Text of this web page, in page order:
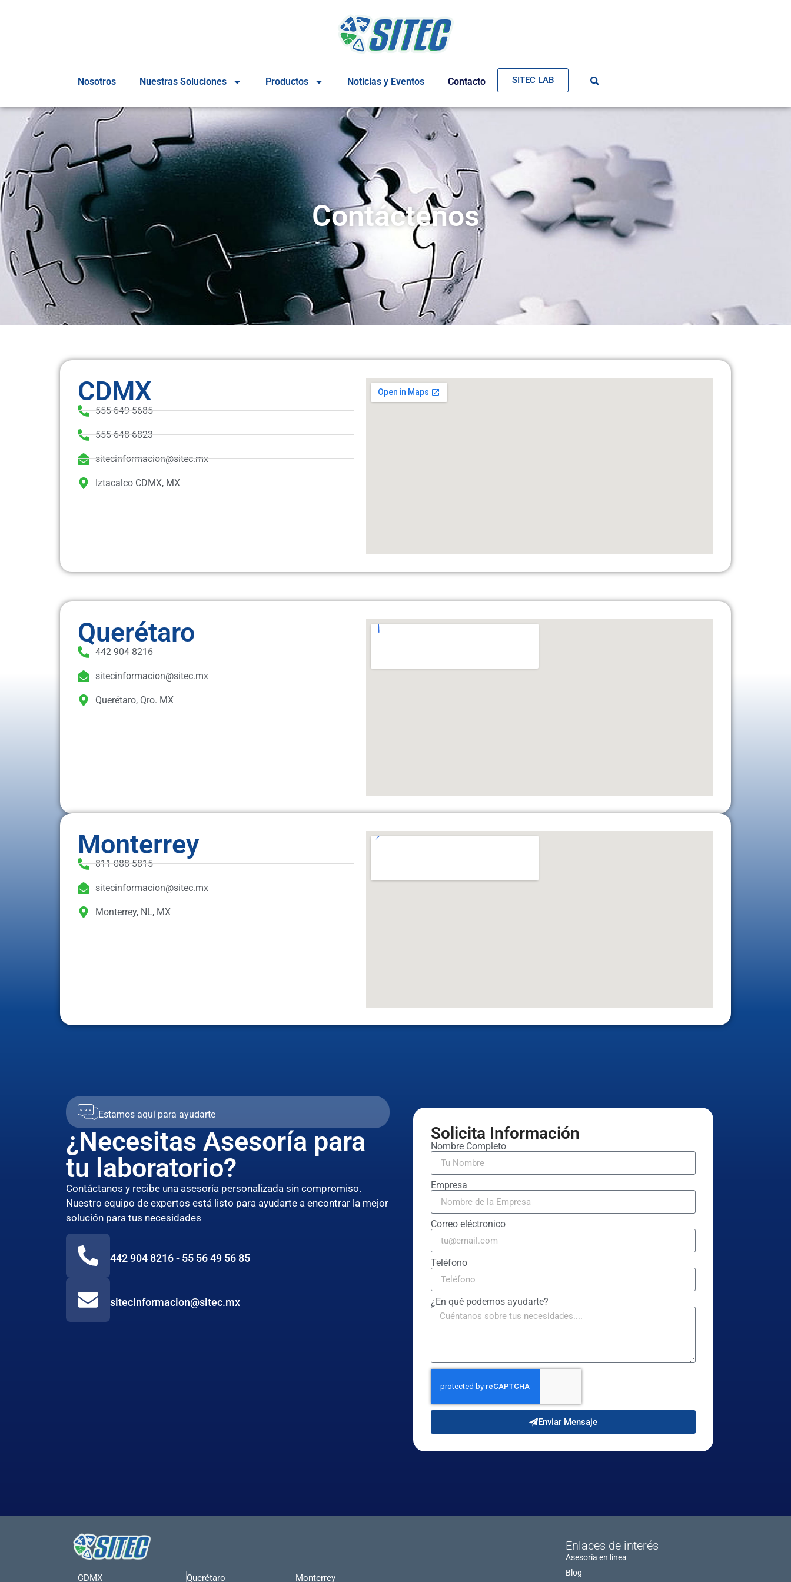
Nosotros Nuestras Soluciones Productos Noticias y Eventos Contacto SITEC LAB
Contáctenos
CDMX
555 649 5685
555 648 6823
sitecinformacion@sitec.mx
Iztacalco CDMX, MX
Querétaro
442 904 8216
sitecinformacion@sitec.mx
Querétaro, Qro. MX
Monterrey
811 088 5815
sitecinformacion@sitec.mx
Monterrey, NL, MX
Estamos aquí para ayudarte
¿Necesitas Asesoría para
tu laboratorio?
Contáctanos y recibe una asesoría personalizada sin compromiso.
Nuestro equipo de expertos está listo para ayudarte a encontrar la mejor
solución para tus necesidades
442 904 8216 - 55 56 49 56 85
sitecinformacion@sitec.mx
Solicita Información
Nombre Completo
Empresa
Correo eléctronico
Teléfono
¿En qué podemos ayudarte?
Enviar Mensaje
CDMX Querétaro Monterrey
Enlaces de interés
Asesoría en línea
Blog